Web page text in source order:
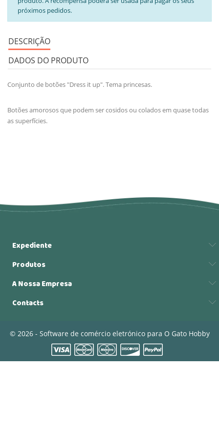
próximos pedidos.
DESCRIÇÃO
DADOS DO PRODUTO
Conjunto de botões "Dress it up". Tema princesas.
Botões amorosos que podem ser cosidos ou colados em quase todas
as superfícies.
Expediente
Produtos
A Nossa Empresa
Contacts
© 2026 - Software de comércio eletrónico para O Gato Hobby